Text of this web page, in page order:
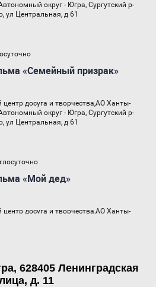
628405 Ленинградская
д. 11